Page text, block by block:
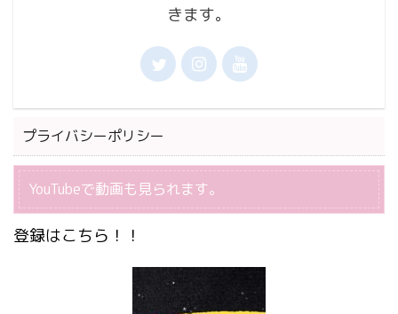
きます。
プライバシーポリシー
YouTubeで動画も見られます。
登録はこちら！！